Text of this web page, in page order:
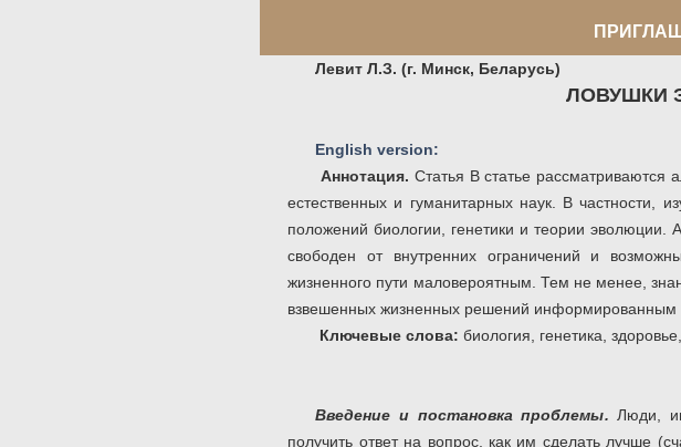
Левит Л.З. (г. Минск, Беларусь)
ЛОВУШКИ
English version:
Аннотация. Статья В статье рассматриваются
естественных и гуманитарных наук. В частности,
положений биологии, генетики и теории эволюции.
свободен от внутренних ограничений и
жизненного пути маловероятным. Тем не менее,
взвешенных жизненных решений информированным
Ключевые слова:биология, генетика,
Введение ипостановка проблемы. Люди,
получить ответ на вопрос, как им сделать лучше